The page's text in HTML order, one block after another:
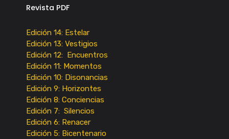
Revista PDF
Edición 14: Estelar
Edición 13: Vestigios
Edición 12: Encuentros
Edición 11: Momentos
Edición 10: Disonancias
Edición 9: Horizontes
Edición 8: Conciencias
Edición 7: Silencios
Edición 6: Renacer
Edición 5: Bicentenario